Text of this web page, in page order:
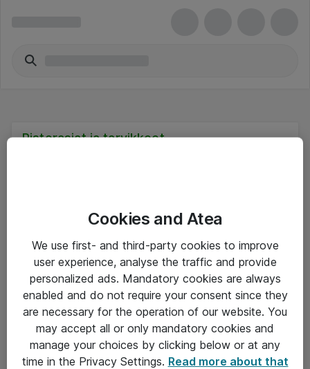
Pistorasiat ja tarvikkeet
Hinnat eivät sisällä arvonlisäveroa
eShop Info
Takuu- ja huolto-ohjeet
Yleiset toimitusehdot
Cookies and Atea
We use first- and third-party cookies to improve
user experience, analyse the traffic and provide
personalized ads. Mandatory cookies are always
enabled and do not require your consent since they
are necessary for the operation of our website. You
may accept all or only mandatory cookies and
manage your choices by clicking below or at any
time in the Privacy Settings. Read more about that